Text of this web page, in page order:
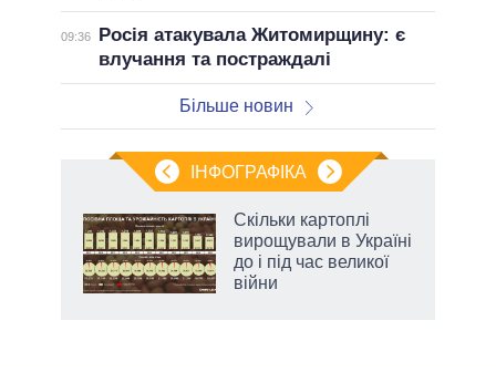
09:36
Росія атакувала Житомирщину: є
влучання та постраждалі
Більше новин
ІНФОГРАФІКА
Скільки картоплі
вирощували в Україні
до і під час великої
війни